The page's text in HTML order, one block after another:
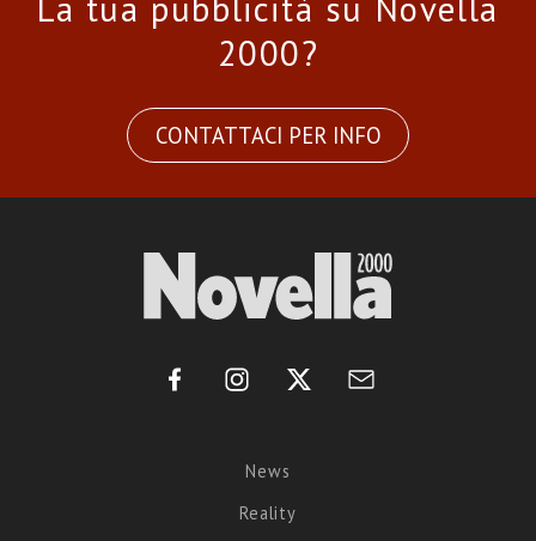
2000?
CONTATTACI PER INFO
News
Reality